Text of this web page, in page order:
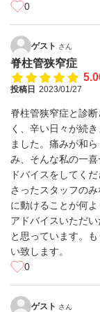
0
ゲスト さん
脊柱管狭窄症
投稿日 2023/01/27
脊柱管狭窄症と診
く、辛い日々が続
ました。痛みが和
み、そんな私の一
ドバイスをしてく
さったスタッフの
に動けることが何
アドバイスいただ
と思っています。
い致します。
0
ゲスト さん